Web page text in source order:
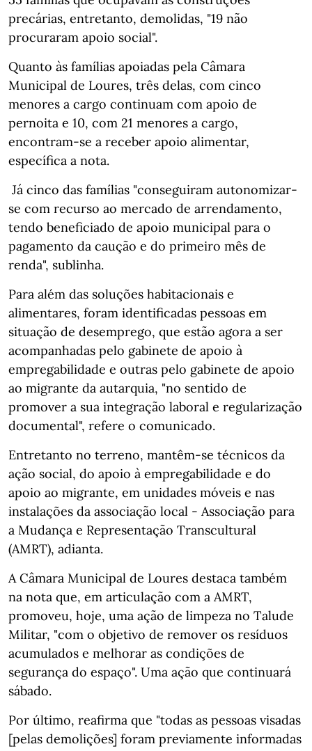
precárias, entretanto, demolidas, "19 não
procuraram apoio social".
Quanto às famílias apoiadas pela Câmara
Municipal de Loures, três delas, com cinco
menores a cargo continuam com apoio de
pernoita e 10, com 21 menores a cargo,
encontram-se a receber apoio alimentar,
específica a nota.
Já cinco das famílias "conseguiram autonomizar-
se com recurso ao mercado de arrendamento,
tendo beneficiado de apoio municipal para o
pagamento da caução e do primeiro mês de
renda", sublinha.
Para além das soluções habitacionais e
alimentares, foram identificadas pessoas em
situação de desemprego, que estão agora a ser
acompanhadas pelo gabinete de apoio à
empregabilidade e outras pelo gabinete de apoio
ao migrante da autarquia, "no sentido de
promover a sua integração laboral e regularização
documental", refere o comunicado.
Entretanto no terreno, mantêm-se técnicos da
ação social, do apoio à empregabilidade e do
apoio ao migrante, em unidades móveis e nas
instalações da associação local - Associação para
a Mudança e Representação Transcultural
(AMRT), adianta.
A Câmara Municipal de Loures destaca também
na nota que, em articulação com a AMRT,
promoveu, hoje, uma ação de limpeza no Talude
Militar, "com o objetivo de remover os resíduos
acumulados e melhorar as condições de
segurança do espaço". Uma ação que continuará
sábado.
Por último, reafirma que "todas as pessoas visadas
[pelas demolições] foram previamente informadas